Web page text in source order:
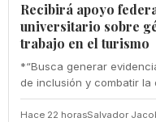
Recibirá apoyo
universitario sobre
trabajo en el turismo
*“Busca generar
de inclusión y combatir la
Hace 22 horasSalvador